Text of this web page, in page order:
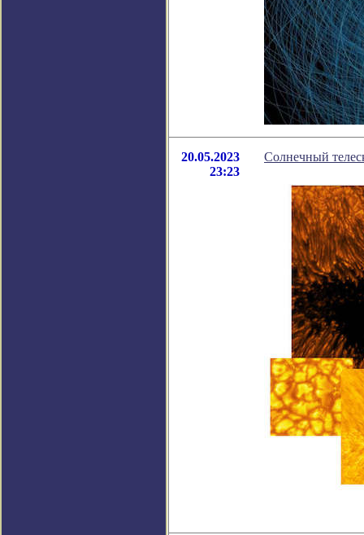
20.05.2023
23:23
Солнечный